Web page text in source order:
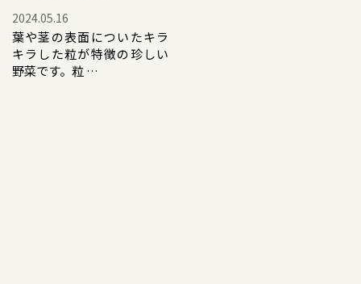
2024.05.16
葉や茎の表面についたキラ
キラした粒が特徴の珍しい
野菜です。粒 …